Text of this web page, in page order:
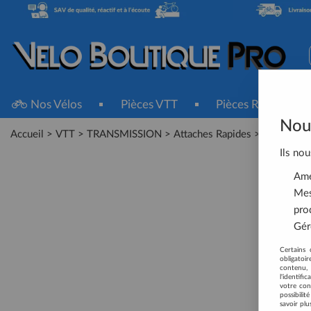
Nos Vélos Pièces VTT Pièces Route
Accueil > VTT > TRANSMISSION > Attaches Rapides > Attache
Ils
Certains
contenu,
votre
savoir